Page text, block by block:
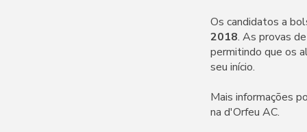
Os candidatos a
2018. As provas
permitindo que os
seu início.
Mais informações
na d'Orfeu AC.